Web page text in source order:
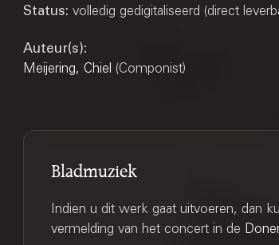
Status: volledig gedigitaliseerd (direct
Auteur(s):
Meijering, Chiel (Componist)
Bladmuziek
Indien u dit werk gaat uitvoeren, dan
vermelding van het concert in de